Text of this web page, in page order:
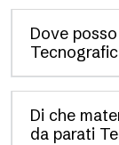
Dove
Di che
da parati